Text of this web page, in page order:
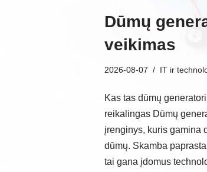
Dūmų
veikimas
2026-08-07 IT ir
Kas tas dūmų
reikalingas Dūmų
įrenginys, kuris gamina
dūmų. Skamba
tai gana įdomus